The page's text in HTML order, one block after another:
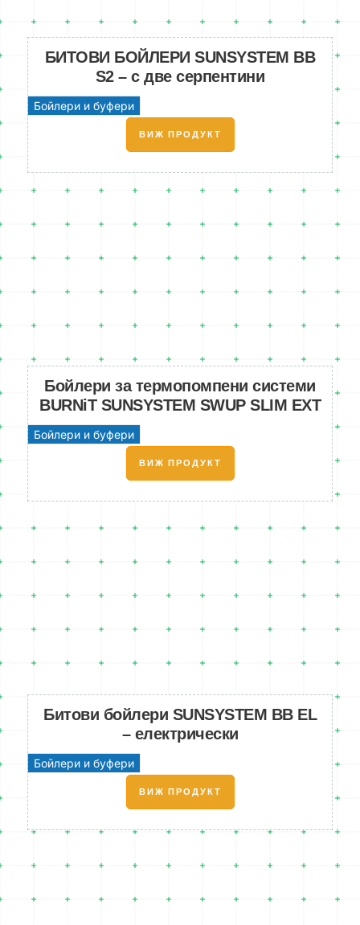
Бойлери и буфери
Бойлери и буфери
БИТОВИ БОЙЛЕРИ SUNSYSTEM BB
S2 – с две серпентини
ВИЖ ПРОДУКТ
Бойлери и буфери
Бойлери за термопомпени системи
BURNiT SUNSYSTEM SWUP SLIM EXT
ВИЖ ПРОДУКТ
Битови бойлери SUNSYSTEM BB EL
– електрически
ВИЖ ПРОДУКТ